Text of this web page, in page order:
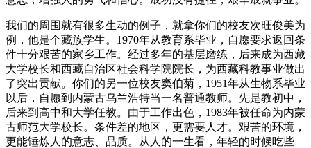
我们的周围就有很多生动的例子，就拿你们的校友次旺俊美为
例，他是个藏族学生。1970年从教育系毕业，自愿要求返回条
件十分艰苦的家乡工作。经过多年的基层磨练，后来成为西藏
大学校长和西藏自治区社会科学院院长，为西藏科教事业做出
了突出贡献。你们的另一位校友窦伯菊，1951年从生物系毕业
以后，自愿到内蒙古乌兰浩特当一名普通教师。先是教初中，
后来到高中和大学任教。由于工作出色，1983年被任命为内蒙
古师范大学校长。条件差的地区，更需要人才。艰苦的环境，
更能锤炼人的意志、品质。从人的一生看，年轻的时候吃些